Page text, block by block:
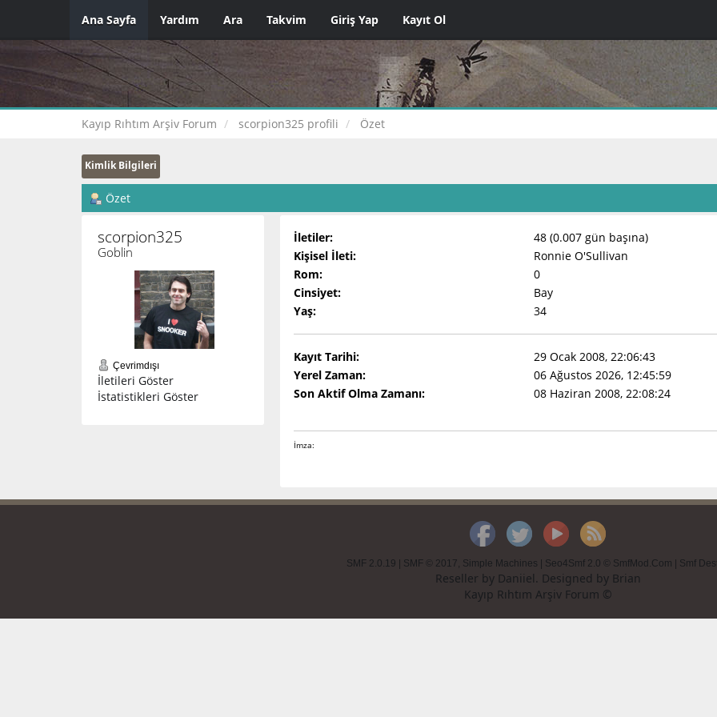
Ana Sayfa Yardım Ara Takvim Giriş Yap Kayıt Ol
Kayıp Rıhtım Arşiv Forum scorpion325 profili Özet
Kimlik Bilgileri
Özet
scorpion325
Goblin
Çevrimdışı
İletileri Göster
İstatistikleri Göster
İletiler:
48 (0.007 gün başına)
Kişisel İleti:
Ronnie O'Sullivan
Rom:
0
Cinsiyet:
Bay
Yaş:
34
Kayıt Tarihi:
29 Ocak 2008, 22:06:43
Yerel Zaman:
06 Ağustos 2026, 12:45:59
Son Aktif Olma Zamanı:
08 Haziran 2008, 22:08:24
İmza:
SMF 2.0.19 SMF © 2017, Simple Machines Seo4Smf 2.0 © SmfMod.Com Smf
Reseller by Daniiel. Designed by Brian
Kayıp Rıhtım Arşiv Forum ©